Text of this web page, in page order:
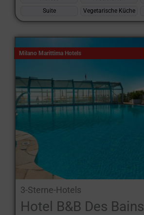
Suite
Vegetarische Küche
Milano Marittima Hotels
3-Sterne-Hotels
Hotel B&B Des Bains